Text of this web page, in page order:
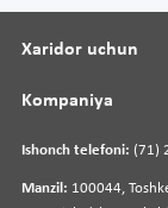
Ishonch telefoni: (71)
Manzil: 100044,
Xaridor uchun
Kompaniya